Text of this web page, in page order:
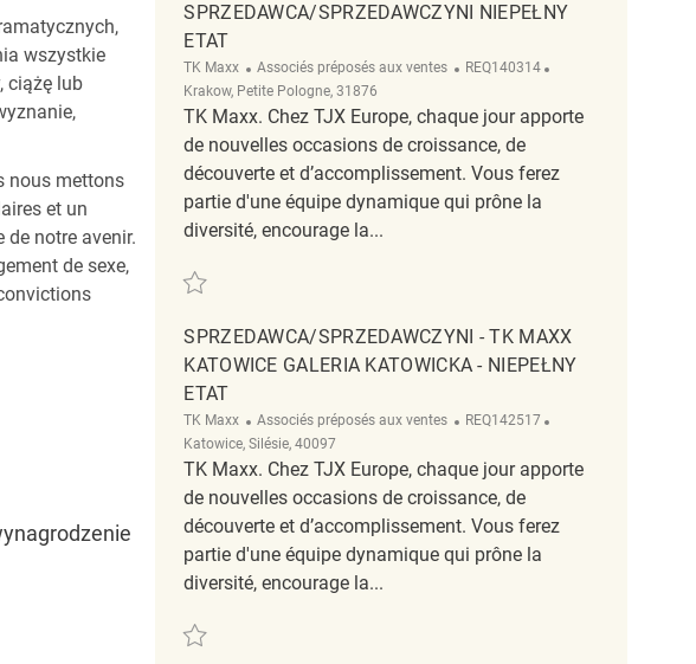
wszystkie
ciążę lub
nous mettons
et un
notre avenir.
de sexe,
SPRZEDAWCA/SPRZEDAWCZYNI NIEPEŁNY
ETAT
TK Maxx Catégorie
Associés préposés aux ventes ReqId
REQ140314
Krakow, Petite Pologne, 31876
TK Maxx. Chez TJX Europe, chaque jour apporte
de nouvelles occasions de croissance, de
découverte et d’accomplissement. Vous ferez
partie d'une équipe dynamique qui prône la
diversité, encourage la...
Sauvegarder Sprzedawca/Sprzedawczyni Niepełny etat REQ140314
SPRZEDAWCA/SPRZEDAWCZYNI - TK MAXX
KATOWICE GALERIA KATOWICKA - NIEPEŁNY
ETAT
TK Maxx Catégorie
Associés préposés aux ventes ReqId
REQ142517
Katowice, Silésie, 40097
TK Maxx. Chez TJX Europe, chaque jour apporte
de nouvelles occasions de croissance, de
découverte et d’accomplissement. Vous ferez
partie d'une équipe dynamique qui prône la
diversité, encourage la...
Sauvegarder Sprzedawca/Sprzedawczyni - TK Maxx Katowice Galeria